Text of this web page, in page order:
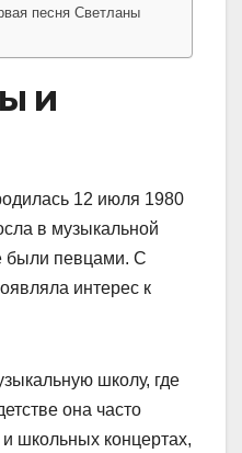
песня Светланы
и
12 июля 1980
в музыкальной
были певцами. С
интерес к
школу, где
она часто
школьных концертах,